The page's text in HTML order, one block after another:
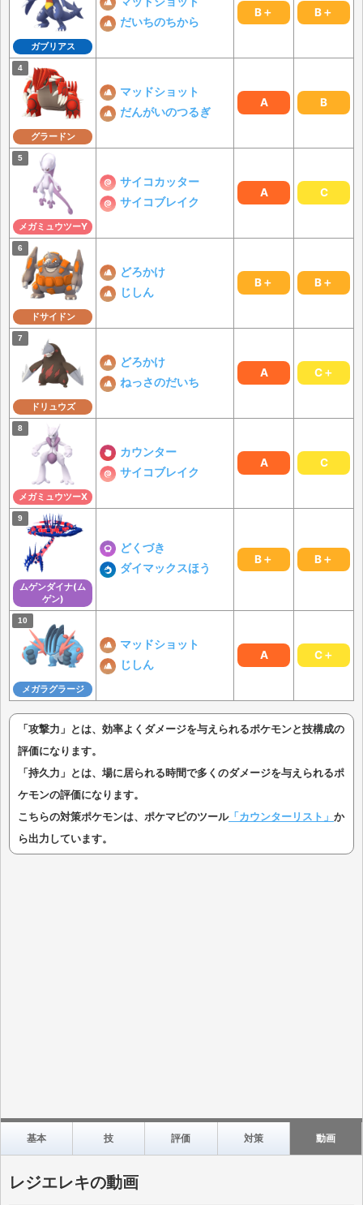
ガブリアス
だいちのちから
B＋ B＋
グラードン
マッドショット
だんがいのつるぎ
A B
メガミュウツーY
サイコカッター
サイコブレイク
A C
ドサイドン
どろかけ
じしん
B＋ B＋
ドリュウズ
どろかけ
ねっさのだいち
A C＋
メガミュウツーX
カウンター
サイコブレイク
A C
ムゲンダイナ(ム
ゲン)
どくづき
ダイマックスほう
B＋ B＋
メガラグラージ
マッドショット
じしん
A C＋
「攻撃力」とは、効率よくダメージを与えられるポケモンと技構成の
評価になります。
「持久力」とは、場に居られる時間で多くのダメージを与えられるポ
ケモンの評価になります。
こちらの対策ポケモンは、ポケマピのツール「カウンターリスト」 か
ら出力しています。
基本 技 評価 対策 動画
レジエレキの動画